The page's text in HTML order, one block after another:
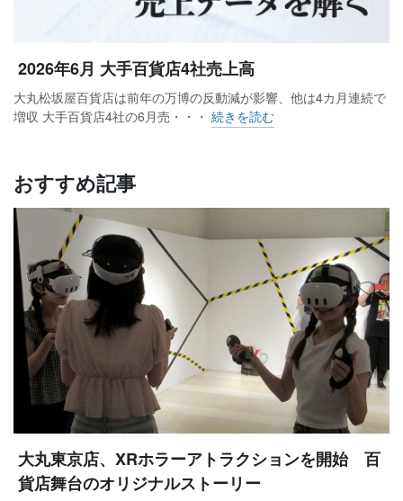
2026年6月 大手百貨店4社売上高
大丸松坂屋百貨店は前年の万博の反動減が影響、他は4カ月連続で
増収 大手百貨店4社の6月売・・・ 続きを読む
おすすめ記事
大丸東京店、XRホラーアトラクションを開始 百
貨店舞台のオリジナルストーリー